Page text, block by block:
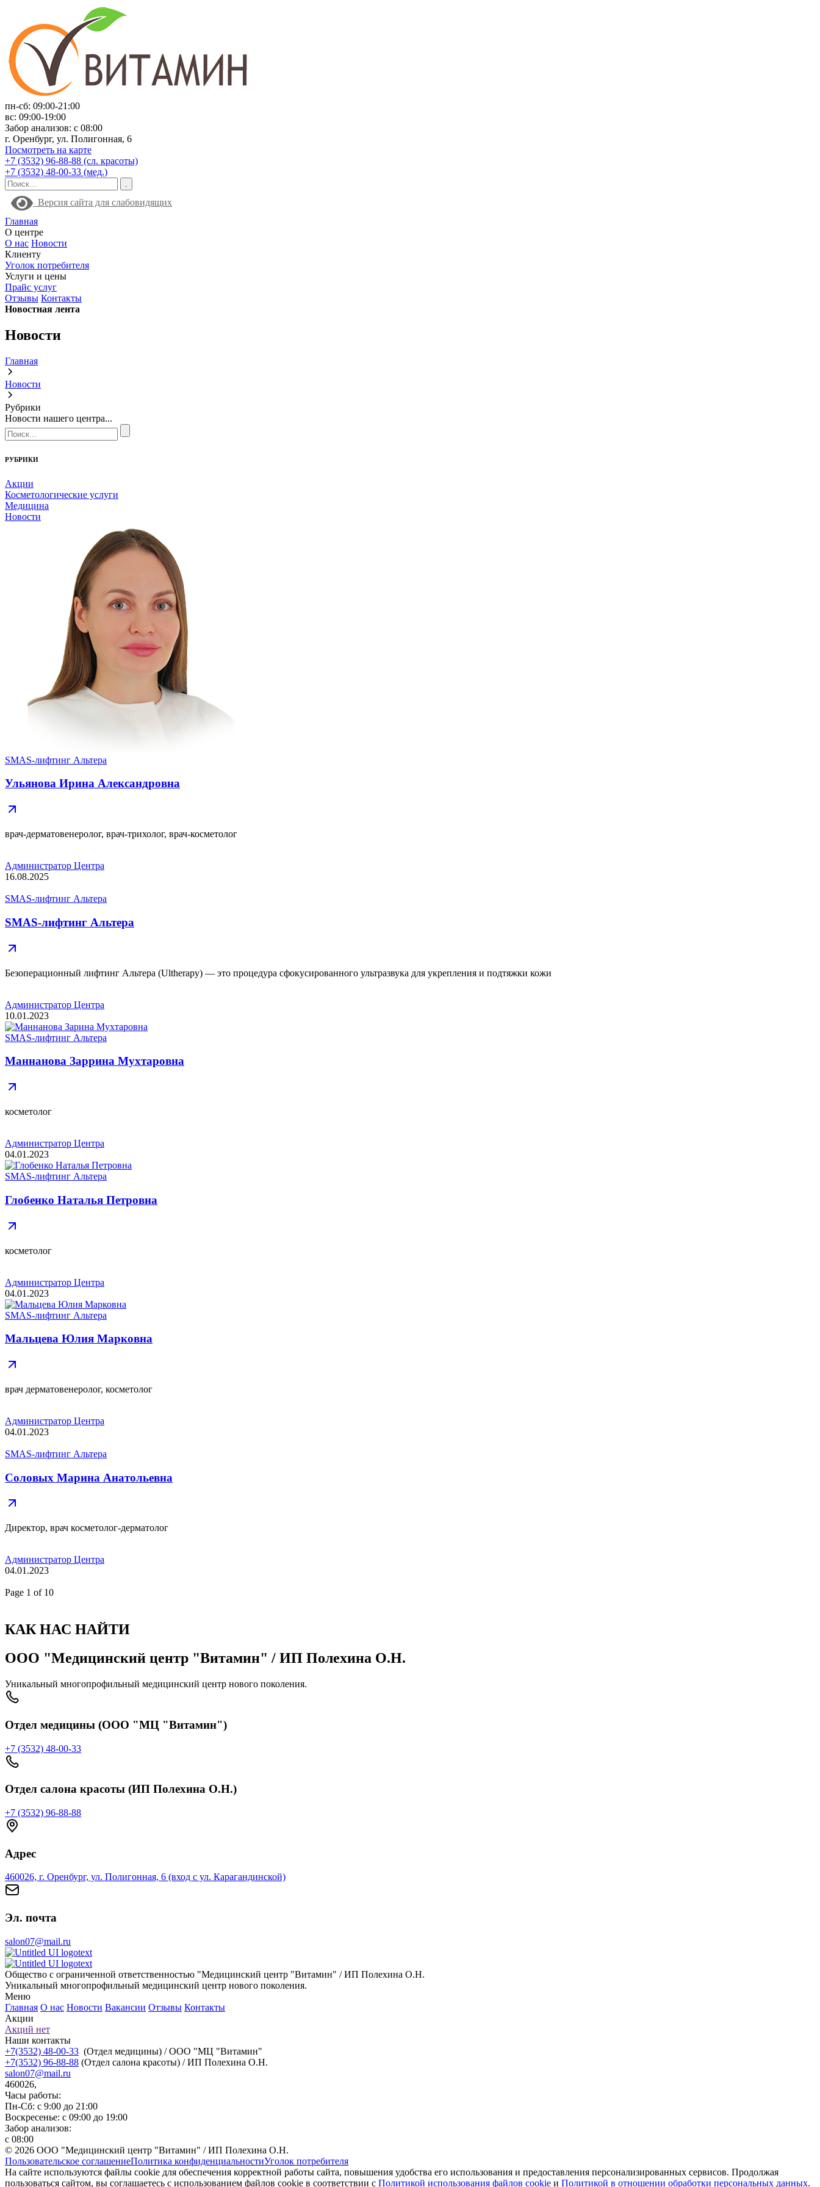
пн-сб: 09:00-21:00
вс: 09:00-19:00
Забор анализов: с 08:00
г. Оренбург, ул. Полигонная, 6
Посмотреть на карте
+7 (3532) 96-88-88 (сл. красоты)
+7 (3532) 48-00-33 (мед.)
Версия сайта для слабовидящих
Главная
О центре
О нас Новости
Клиенту
Уголок потребителя
Услуги и цены
Прайс услуг
Отзывы Контакты
Новостная лента
Новости
Главная
Новости
Рубрики
Новости нашего центра...
РУБРИКИ
Акции
Косметологические услуги
Медицина
Новости
SMAS-лифтинг Альтера
Ульянова Ирина Александровна
врач-дерматовенеролог, врач-трихолог, врач-косметолог
Администратор Центра
16.08.2025
SMAS-лифтинг Альтера
SMAS-лифтинг Альтера
Безоперационный лифтинг Альтера (Ultherapy) — это процедура сфокусированного ультразвука для укрепления и подтяжки кожи
Администратор Центра
10.01.2023
SMAS-лифтинг Альтера
Маннанова Заррина Мухтаровна
косметолог
Администратор Центра
04.01.2023
SMAS-лифтинг Альтера
Глобенко Наталья Петровна
косметолог
Администратор Центра
04.01.2023
SMAS-лифтинг Альтера
Мальцева Юлия Марковна
врач дерматовенеролог, косметолог
Администратор Центра
04.01.2023
SMAS-лифтинг Альтера
Соловых Марина Анатольевна
Директор, врач косметолог-дерматолог
Администратор Центра
04.01.2023
Page 1 of 10
КАК НАС НАЙТИ
ООО "Медицинский центр "Витамин" / ИП Полехина О.Н.
Уникальный многопрофильный медицинский центр нового поколения.
Отдел медицины (ООО "МЦ "Витамин")
+7 (3532) 48-00-33
Отдел салона красоты (ИП Полехина О.Н.)
+7 (3532) 96-88-88
Адрес
460026, г. Оренбург, ул. Полигонная, 6 (вход с ул. Карагандинской)
Эл. почта
salon07@mail.ru
Общество с ограниченной ответственностью "Медицинский центр "Витамин" / ИП Полехина О.Н.
Уникальный многопрофильный медицинский центр нового поколения.
Меню
Главная О нас Новости Вакансии Отзывы Контакты
Акции
Акций нет
Наши контакты
+7(3532) 48-00-33 (Отдел медицины) / ООО "МЦ "Витамин"
+7(3532) 96-88-88 (Отдел салона красоты) / ИП Полехина О.Н.
salon07@mail.ru
460026,
Часы работы:
Пн-Сб: с 9:00 до 21:00
Воскресенье: с 09:00 до 19:00
Забор анализов:
с 08:00
© 2026 ООО "Медицинский центр "Витамин" / ИП Полехина О.Н.
Пользовательское соглашениеПолитика конфиденциальностиУголок потребителя
На сайте используются файлы cookie для обеспечения корректной работы сайта, повышения удобства его использования и предоставления персонализированных сервисов. Продолжая
пользоваться сайтом, вы соглашаетесь с использованием файлов cookie в соответствии с Политикой использования файлов cookie и Политикой в отношении обработки персональных данных.